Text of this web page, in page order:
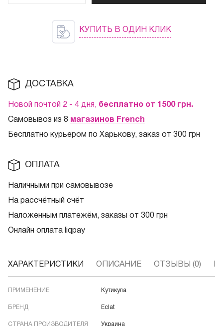
КУПИТЬ В ОДИН КЛИК
ДОСТАВКА
Новой почтой 2 - 4 дня, бесплатно от 1500 грн.
Самовывоз из 8 магазинов French
Бесплатно курьером по Харькову, заказ от 300 грн
ОПЛАТА
Наличными при самовывозе
На рассчётный счёт
Наложенным платежём, заказы от 300 грн
Онлайн оплата liqpay
ХАРАКТЕРИСТИКИ ОПИСАНИЕ ОТЗЫВЫ (0)
ПРИМЕНЕНИЕ Кутикула
БРЕНД Eclat
СТРАНА ПРОИЗВОДИТЕЛЯ Украина